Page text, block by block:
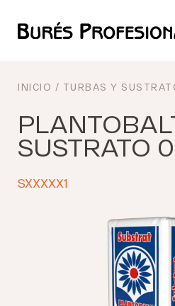
INICIO / TURBAS Y
SUSTRATO 0
SXXXXX1